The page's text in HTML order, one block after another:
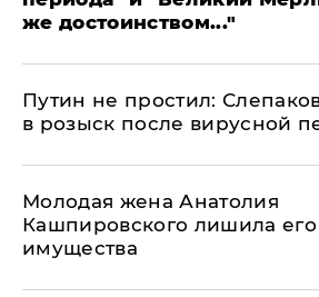
же достоинством..."
Путин не простил:
в розыск после вирусной
Молодая жена Анатолия
Кашпировского лишила его
имущества